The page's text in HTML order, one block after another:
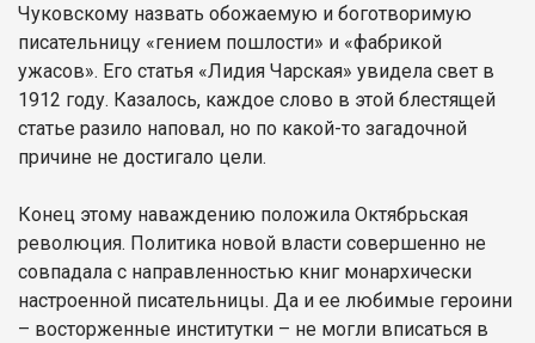
Чуковскому назвать обожаемую и боготворимую
писательницу «гением пошлости» и «фабрикой
ужасов». Его статья «Лидия Чарская» увидела свет в
1912 году. Казалось, каждое слово в этой блестящей
статье разило наповал, но по какой-то загадочной
причине не достигало цели.
Конец этому наваждению положила Октябрьская
революция. Политика новой власти совершенно не
совпадала с направленностью книг монархически
настроенной писательницы. Да и ее любимые героини
– восторженные институтки – не могли вписаться в